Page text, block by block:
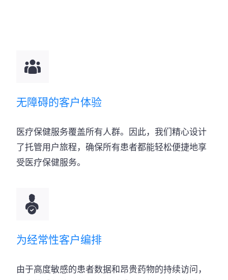
无障碍的客户体验
医疗保健服务覆盖所有人群。因此，我们精心设计
了托管用户旅程，确保所有患者都能轻松便捷地享
受医疗保健服务。
为经常性客户编排
由于高度敏感的患者数据和昂贵药物的持续访问，